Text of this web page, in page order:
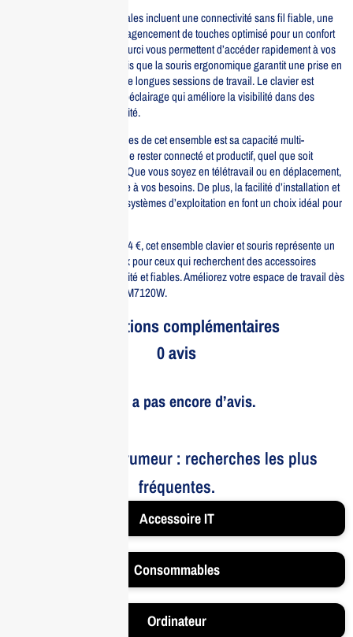
Les caractéristiques principales incluent une connectivité sans fil fiable, une
autonomie prolongée et un agencement de touches optimisé pour un confort
accru. Les touches de raccourci vous permettent d’accéder rapidement à vos
applications préférées, tandis que la souris ergonomique garantit une prise en
main agréable, même lors de longues sessions de travail. Le clavier est
également équipé d’un rétroéclairage qui améliore la visibilité dans des
conditions de faible luminosité.
L’un des principaux avantages de cet ensemble est sa capacité multi-
appareils, qui vous permet de rester connecté et productif, quel que soit
l’appareil que vous utilisez. Que vous soyez en télétravail ou en déplacement,
le Dell KMM7120W s’adapte à vos besoins. De plus, la facilité d’installation et
la compatibilité avec divers systèmes d’exploitation en font un choix idéal pour
Enfin, avec un prix de 679,14 €, cet ensemble clavier et souris représente un
excellent rapport qualité-prix pour ceux qui recherchent des accessoires
informatiques de haute qualité et fiables. Améliorez votre espace de travail dès
aujourd’hui avec le Dell KMM7120W.
Informations complémentaires
0 avis
Il n’y a pas encore d’avis.
Le bruit et la rumeur : recherches les plus
fréquentes.
Accessoire IT
Consommables
Ordinateur